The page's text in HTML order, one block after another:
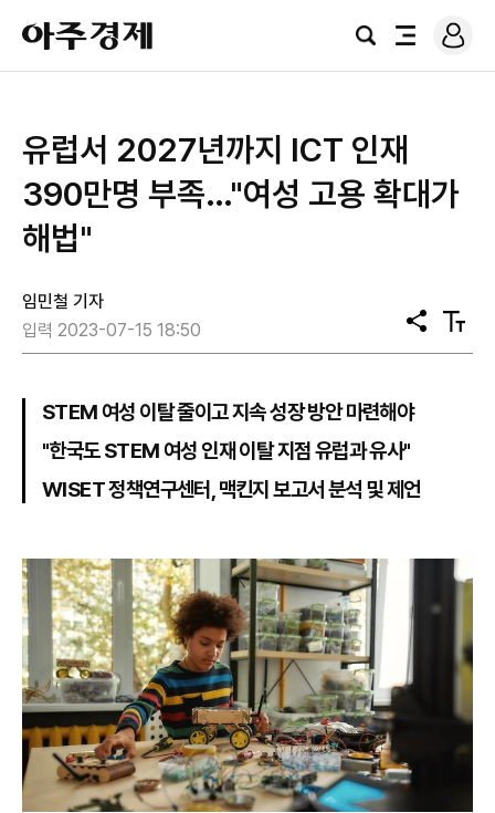
아
주
경
검
전
로
그
유럽서 2027년까지 ICT 인재
390만명 부족…"여성 고용 확대가
해법"
임민철 기자
입력 2023-07-15 18:50
공
유
텍
스
STEM 여성 이탈 줄이고 지속 성장 방안 마련해야
"한국도 STEM 여성 인재 이탈 지점 유럽과 유사"
WISET 정책연구센터, 맥킨지 보고서 분석 및 제언